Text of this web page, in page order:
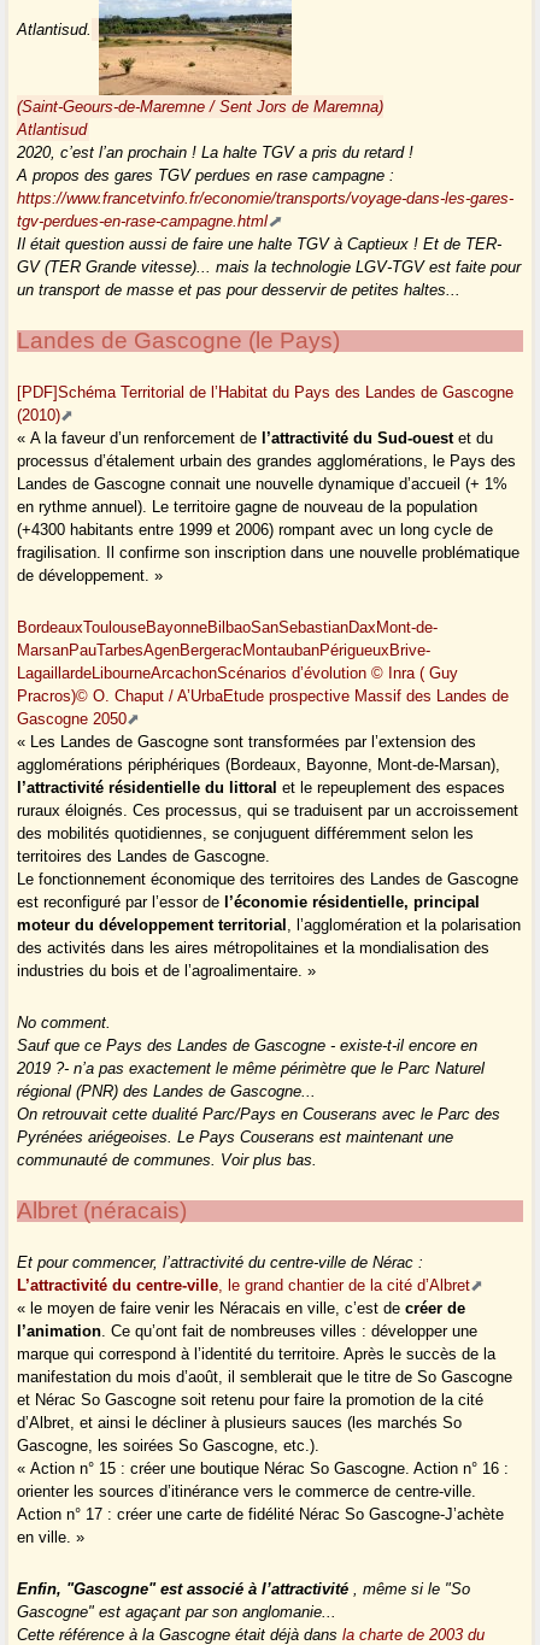
Atlantisud.
(Saint-Geours-de-Maremne / Sent Jors de Maremna)
Atlantisud
2020, c’est l’an prochain ! La halte TGV a pris du retard !
A propos des gares TGV perdues en rase campagne :
https://www.francetvinfo.fr/economie/transports/voyage-dans-les-gares-
tgv-perdues-en-rase-campagne.html
Il était question aussi de faire une halte TGV à Captieux ! Et de TER-
GV (TER Grande vitesse)... mais la technologie LGV-TGV est faite pour
un transport de masse et pas pour desservir de petites haltes...
Landes de Gascogne (le Pays)
[PDF]Schéma Territorial de l’Habitat du Pays des Landes de Gascogne
(2010)
« A la faveur d’un renforcement de l’attractivité du Sud-ouestet du
processus d’étalement urbain des grandes agglomérations, le Pays des
Landes de Gascogne connait une nouvelle dynamique d’accueil (+ 1%
en rythme annuel). Le territoire gagne de nouveau de la population
(+4300 habitants entre 1999 et 2006) rompant avec un long cycle de
fragilisation. Il confirme son inscription dans une nouvelle problématique
de développement. »
BordeauxToulouseBayonneBilbaoSanSebastianDaxMont-de-
MarsanPauTarbesAgenBergeracMontaubanPérigueuxBrive-
LagaillardeLibourneArcachonScénarios d’évolution © Inra ( Guy
Pracros)© O. Chaput / A’UrbaEtude prospective Massif des Landes de
Gascogne 2050
« Les Landes de Gascogne sont transformées par l’extension des
agglomérations périphériques (Bordeaux, Bayonne, Mont-de-Marsan),
l’attractivité résidentielle du littoral et le repeuplement des espaces
ruraux éloignés. Ces processus, qui se traduisent par un accroissement
des mobilités quotidiennes, se conjuguent différemment selon les
territoires des Landes de Gascogne.
Le fonctionnement économique des territoires des Landes de Gascogne
est reconfiguré par l’essor de l’économie résidentielle, principal
moteur du développement territorial , l’agglomération et la polarisation
des activités dans les aires métropolitaines et la mondialisation des
industries du bois et de l’agroalimentaire. »
No comment.
Sauf que ce Pays des Landes de Gascogne - existe-t-il encore en
2019 ?- n’a pas exactement le même périmètre que le Parc Naturel
régional (PNR) des Landes de Gascogne...
On retrouvait cette dualité Parc/Pays en Couserans avec le Parc des
Pyrénées ariégeoises. Le Pays Couserans est maintenant une
communauté de communes. Voir plus bas.
Albret (néracais)
Et pour commencer, l’attractivité du centre-ville de Nérac :
L’attractivité du centre-ville, le grand chantier de la cité d’Albret
« le moyen de faire venir les Néracais en ville, c’est decréer de
l’animation. Ce qu’ont fait de nombreuses villes : développer une
marque qui correspond à l’identité du territoire. Après le succès de la
manifestation du mois d’août, il semblerait que le titre de So Gascogne
et Nérac So Gascogne soit retenu pour faire la promotion de la cité
d’Albret, et ainsi le décliner à plusieurs sauces (les marchés So
Gascogne, les soirées So Gascogne, etc.).
« Action n° 15 : créer une boutique Nérac So Gascogne. Action n° 16 :
orienter les sources d’itinérance vers le commerce de centre-ville.
Action n° 17 : créer une carte de fidélité Nérac So Gascogne-J’achète
en ville. »
Enfin, "Gascogne" est associé à l’attractivité , même si le "So
Gascogne" est agaçant par son anglomanie...
Cette référence à la Gascogne était déjà dansla charte de 2003 du